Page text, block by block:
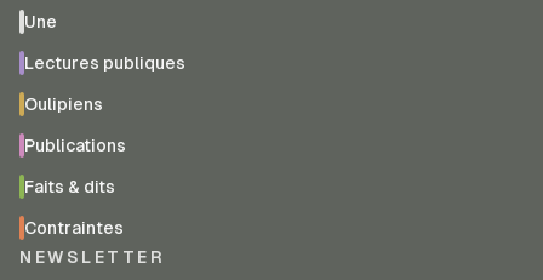
Une
Lectures publiques
Oulipiens
Publications
Faits & dits
Contraintes
NEWSLETTER